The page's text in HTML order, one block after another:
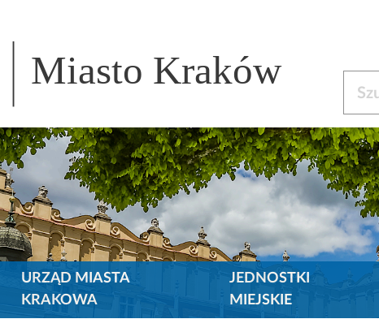
Miasto Kraków
URZĄD MIASTA
KRAKOWA
JEDNOSTKI
MIEJSKIE